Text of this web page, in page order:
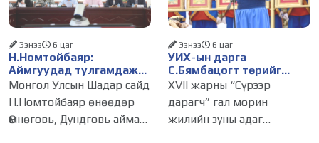
байдлаар иргэдээс ирсэн
өргөдөл,
Н.Номтойбаяр:
Аймгуудад тулгамдаж
буй асуудлуудыг долоо
хоног бүр Засгийн
газрын хуралдаанд
танилцуулж,
Ээнээ 6 цаг
Монгол Улсын Шадар сайд
Н.Номтойбаяр өнөөдөр
Өмнөговь, Дундговь аймагт
УИХ-ын дарга
С.Бямбацогт төрийг
төлөөлөн Сутай хайрхны
тэнгэрийг тахих төрийн
тахилгад оролцлоо
Ээнээ 6 цаг
XVII жарны “Сүрээр
дарагч” гал морин
жилийн зуны адаг